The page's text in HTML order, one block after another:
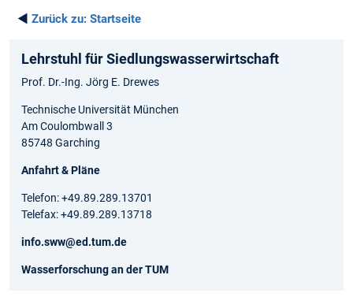
◄ Zurück zu: Startseite
Lehrstuhl für Siedlungswasserwirtschaft
Prof. Dr.-Ing. Jörg E. Drewes
Technische Universität München
Am Coulombwall 3
85748 Garching
Anfahrt & Pläne
Telefon: +49.89.289.13701
Telefax: +49.89.289.13718
info.sww@ed.tum.de
Wasserforschung an der TUM